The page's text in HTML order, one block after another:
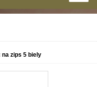
na zips 5 biely